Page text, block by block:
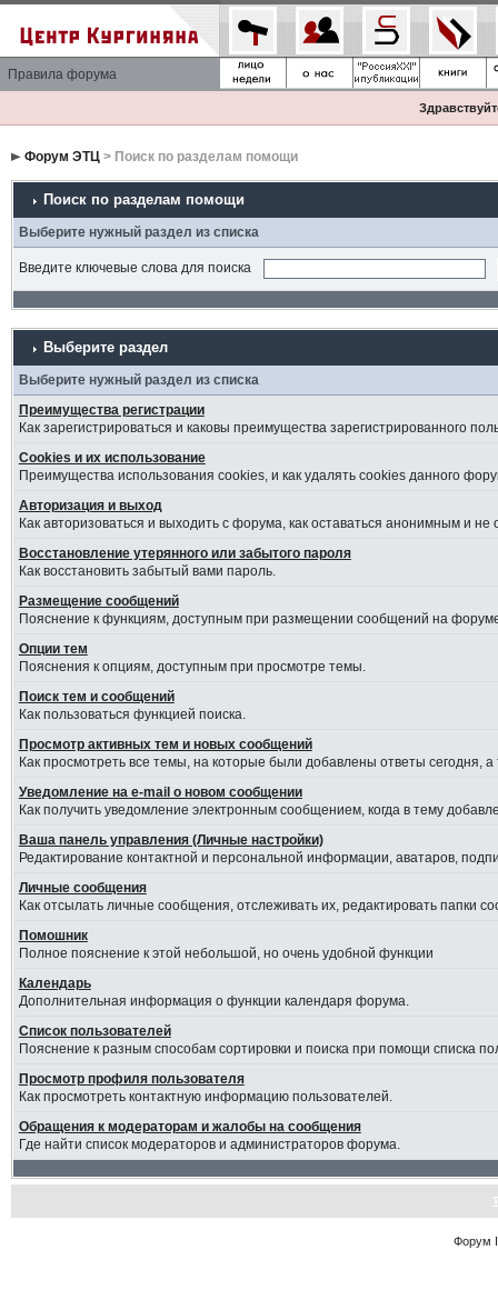
Правила форума
Форум ЭТЦ> Поиск по разделам помощи
Поиск по разделам помощи
Выберите нужный раздел из списка
Введите ключевые слова для поиска
Выберите раздел
Выберите нужный раздел из списка
Преимущества регистрации
Как зарегистрироваться и каковы преимущества зарегистрированного
Cookies и их использование
Преимущества использования cookies, и как удалять cookies данного
Авторизация и выход
Как авторизоваться и выходить с форума, как оставаться анонимным и
Восстановление утерянного или забытого пароля
Как восстановить забытый вами пароль.
Размещение сообщений
Пояснение к функциям, доступным при размещении сообщений на
Опции тем
Пояснения к опциям, доступным при просмотре темы.
Поиск тем и сообщений
Как пользоваться функцией поиска.
Просмотр активных тем и новых сообщений
Как просмотреть все темы, на которые были добавлены ответы сегодня,
Уведомление на е-mail о новом сообщении
Как получить уведомление электронным сообщением, когда в тему
Ваша панель управления (Личные настройки)
Редактирование контактной и персональной информации, аватаров,
Личные сообщения
Как отсылать личные сообщения, отслеживать их, редактировать папки
Помошник
Полное пояснение к этой небольшой, но очень удобной функции
Календарь
Дополнительная информация о функции календаря форума.
Список пользователей
Пояснение к разным способам сортировки и поиска при помощи списка
Просмотр профиля пользователя
Как просмотреть контактную информацию пользователей.
Обращения к модераторам и жалобы на сообщения
Где найти список модераторов и администраторов форума.
Форум